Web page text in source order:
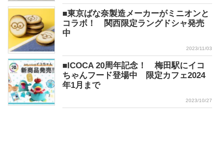
■東京ばな奈製造メーカーがミニオンと
コラボ！ 関西限定ラングドシャ発売
中
2023/11/03
■ICOCA 20周年記念！ 梅田駅にイコ
ちゃんフード登場中 限定カフェ2024
年1月まで
2023/10/27